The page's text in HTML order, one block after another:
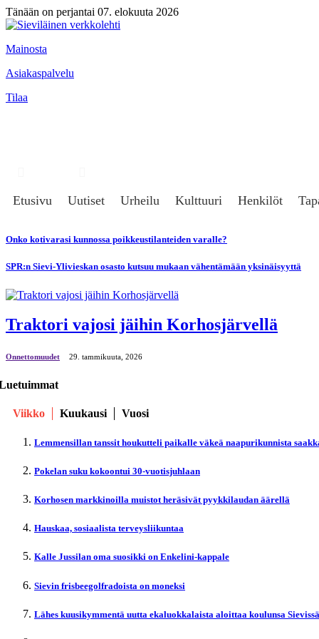
Tänään on perjantai 07. elokuuta 2026
Mainosta
Asiakaspalvelu
Tilaa
Etusivu Uutiset Urheilu Kulttuuri Henkilöt
Onko kotivarasi kunnossa poikkeustilanteiden varalle?
SPR:n Sievi-Ylivieskan osasto kutsuu mukaan vähentämään yksinäisyyttä
Traktori vajosi jäihin Korhosjärvellä
Onnettomuudet 29. tammikuuta, 2026
Viikko Kuukausi Vuosi
Lemmensillan tanssit houkutteli paikalle väkeä naapurikunnista
Pokelan suku kokoontui 30-vuotisjuhlaan
Korhosen markkinoilla muistot heräsivät pyykkilaudan äärellä
Hauskaa, sosiaalista terveysliikuntaa
Kalle Jussilan oma suosikki on Enkelini-kappale
Sievin frisbeegolfradoista on moneksi
Lähes kuusikymmentä uutta ekaluokkalaista aloittaa koulunsa Sievissä